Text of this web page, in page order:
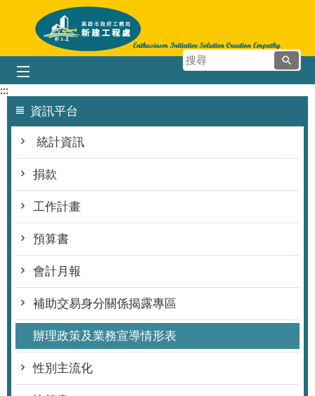
跳到主要內容區塊
搜
尋
:::
資訊平台
統計資訊
捐款
工作計畫
預算書
會計月報
補助交易身分關係揭露專區
辦理政策及業務宣導情形表
性別主流化